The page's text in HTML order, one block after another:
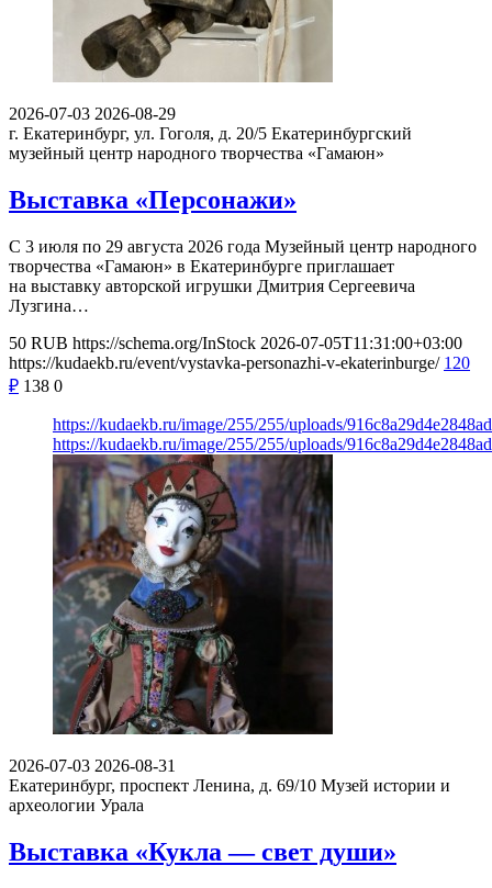
2026-07-03 2026-08-29
г. Екатеринбург, ул. Гоголя, д. 20/5 Екатеринбургский
музейный центр народного творчества «Гамаюн»
Выставка «Персонажи»
С 3 июля по 29 августа 2026 года Музейный центр народного
творчества «Гамаюн» в Екатеринбурге приглашает
на выставку авторской игрушки Дмитрия Сергеевича
Лузгина…
50 RUB https://schema.org/InStock 2026-07-05T11:31:00+03:00
https://kudaekb.ru/event/vystavka-personazhi-v-ekaterinburge/ 120
₽ 138 0
https://kudaekb.ru/image/255/255/uploads/
https://kudaekb.ru/image/255/255/uploads/
2026-07-03 2026-08-31
Екатеринбург, проспект Ленина, д. 69/10 Музей истории и
археологии Урала
Выставка «Кукла — свет души»